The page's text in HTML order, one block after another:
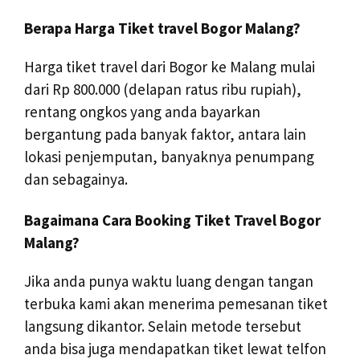
Berapa Harga Tiket travel Bogor Malang?
Harga tiket travel dari Bogor ke Malang mulai
dari Rp 800.000 (delapan ratus ribu rupiah),
rentang ongkos yang anda bayarkan
bergantung pada banyak faktor, antara lain
lokasi penjemputan, banyaknya penumpang
dan sebagainya.
Bagaimana Cara Booking Tiket Travel Bogor
Malang?
Jika anda punya waktu luang dengan tangan
terbuka kami akan menerima pemesanan tiket
langsung dikantor. Selain metode tersebut
anda bisa juga mendapatkan tiket lewat telfon